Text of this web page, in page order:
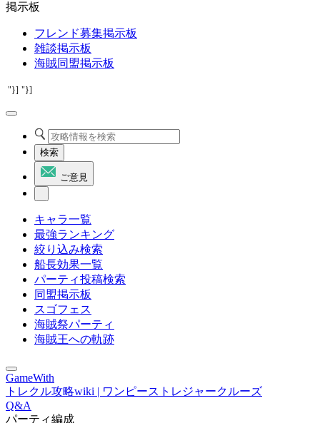
掲示板
フレンド募集掲示板
雑談掲示板
海賊同盟掲示板
"}] "}]
検索
ご意見
キャラ一覧
最強ランキング
絞り込み検索
船長効果一覧
パーティ投稿検索
同盟掲示板
スゴフェス
海賊祭パーティ
海賊王への軌跡
GameWith
トレクル攻略wiki | ワンピーストレジャークルーズ
Q&A
パーティ編成